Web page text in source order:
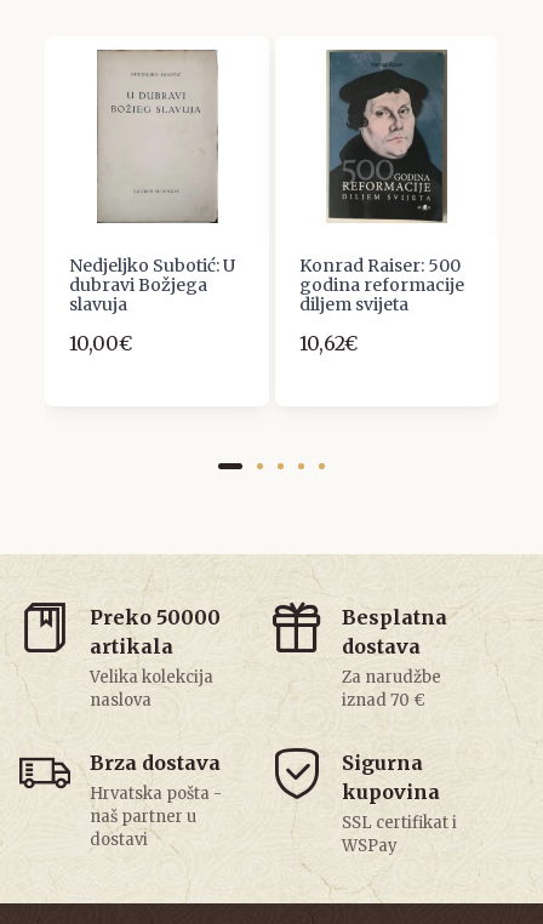
Nedjeljko Subotić: U
dubravi Božjega
slavuja
10,00€
Konrad Raiser: 500
godina reformacije
diljem svijeta
10,62€
Preko 50000
artikala
Velika kolekcija
naslova
Besplatna
dostava
Za narudžbe
iznad 70 €
Brza dostava
Hrvatska pošta -
naš partner u
dostavi
Sigurna
kupovina
SSL certifikat i
WSPay